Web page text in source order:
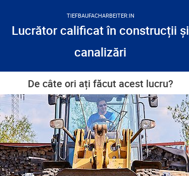
TIEFBAUFACHARBEITER:IN
Lucrător calificat în construcții și
canalizări
De câte ori ați făcut acest lucru?